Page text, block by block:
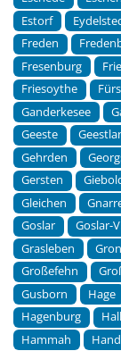
Estorf
Freden
Fresenburg
Friesoythe
Ganderkesee
Geeste
Gehrden
Gersten
Gleichen
Goslar
Goslar-
Grasleben
Großefehn
Gusborn
Hage
Hagenburg
Hammah